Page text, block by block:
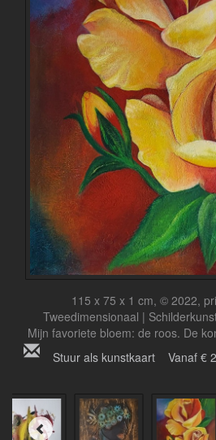
115 x 75 x 1 cm, © 2022,
Tweedimensionaal |
Mijn favoriete bloem: de roos. De
Stuur als kunstkaart Vanaf €